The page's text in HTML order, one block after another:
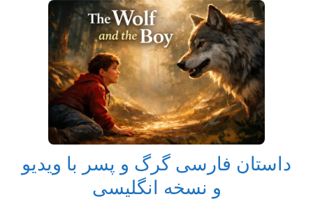
داستان فارسی گرگ و پسر با ویدیو
و نسخه انگلیسی